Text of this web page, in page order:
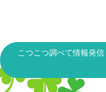
こつこつ調べて情報